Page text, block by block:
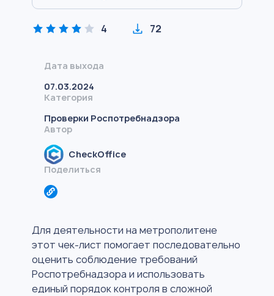
4 72
Дата выхода
07.03.2024
Категория
Проверки Роспотребнадзора
Автор
CheckOffice
Поделиться
Для деятельности на метрополитене
этот чек-лист помогает последовательно
оценить соблюдение требований
Роспотребнадзора и использовать
единый порядок контроля в сложной